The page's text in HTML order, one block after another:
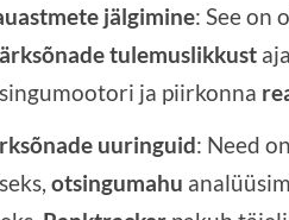
jälgimine: See on
tulemuslikkust
ja piirkonna
uuringuid: Need
otsingumahu